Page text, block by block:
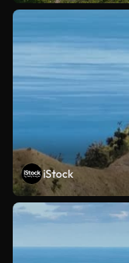
iStock